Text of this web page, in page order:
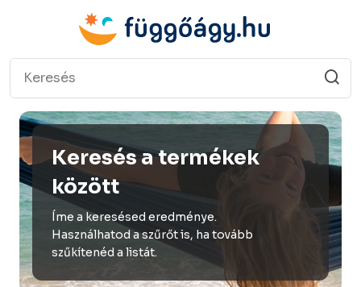
Keresés a termékek
között
Íme a keresésed eredménye.
Használhatod a szűrőt is, ha tovább
szűkítenéd a listát.